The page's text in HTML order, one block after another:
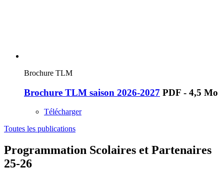
Brochure TLM
Brochure TLM saison 2026-2027 PDF - 4,5 Mo
Télécharger
Toutes les publications
Programmation Scolaires et Partenaires
25-26